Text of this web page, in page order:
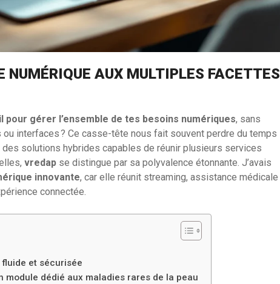
NUMÉRIQUE AUX MULTIPLES FACETTES
pour gérer l’ensemble de tes besoins numériques, sans
interfaces ? Ce casse-tête nous fait souvent perdre du temps
des solutions hybrides capables de réunir plusieurs services
vredap se distingue par sa polyvalence étonnante. J’avais
innovante, car elle réunit streaming, assistance médicale
connectée.
et sécurisée
module dédié aux maladies rares de la peau